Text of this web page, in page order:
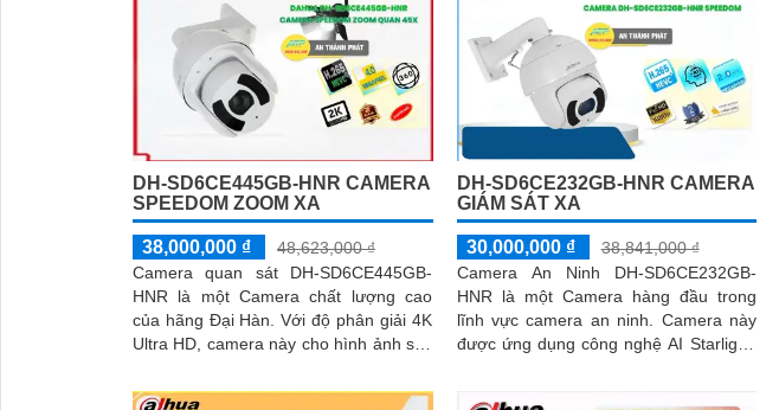
DH-SD6CE445GB-HNR CAMERA
SPEEDOM ZOOM XA
38,000,000 ₫
48,623,000 ₫
Camera quan sát DH-SD6CE445GB-
HNR là một Camera chất lượng cao
của hãng Đại Hàn. Với độ phân giải 4K
Ultra HD, camera này cho hình ảnh sắc
DH-SD6CE232GB-HNR CAMERA
GIÁM SÁT XA
30,000,000 ₫
38,841,000 ₫
Camera An Ninh DH-SD6CE232GB-
HNR là một Camera hàng đầu trong
lĩnh vực camera an ninh. Camera này
được ứng dụng công nghệ AI Starlight,
định dạng H.265+/H